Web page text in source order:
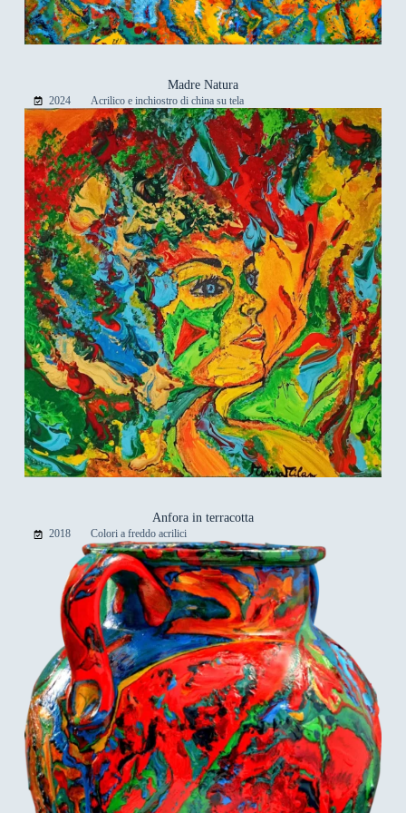
Madre Natura
2024 Acrilico e inchiostro di china su tela
Anfora in terracotta
2018 Colori a freddo acrilici